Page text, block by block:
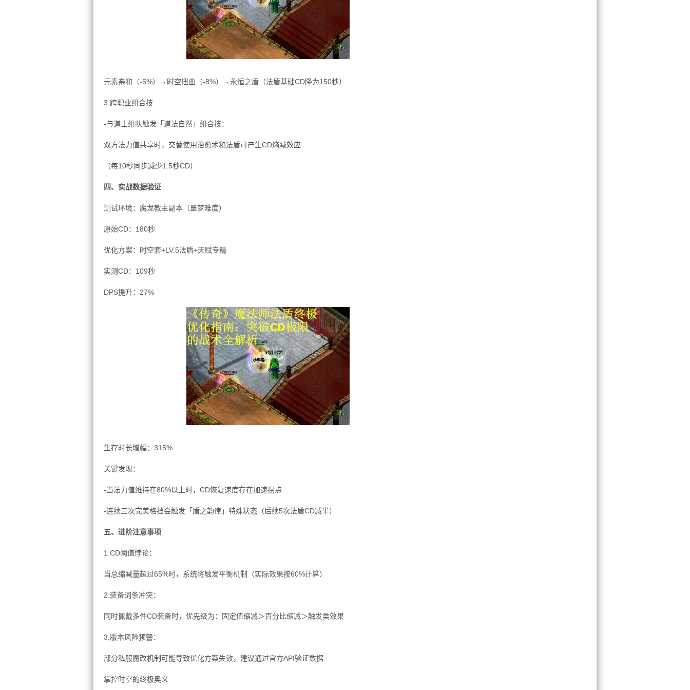
元素亲和（-5%）→时空扭曲（-8%）→永恒之盾（法盾基础CD降为150秒）
3.跨职业组合技
-与道士组队触发「道法自然」组合技：
双方法力值共享时，交替使用治愈术和法盾可产生CD熵减效应
（每10秒同步减少1.5秒CD）
四、实战数据验证
测试环境：魔龙教主副本（噩梦难度）
原始CD：180秒
优化方案：时空套+LV.5法盾+天赋专精
实测CD：109秒
DPS提升：27%
生存时长增幅：315%
关键发现：
-当法力值维持在80%以上时，CD恢复速度存在加速拐点
-连续三次完美格挡会触发「盾之韵律」特殊状态（后续5次法盾CD减半）
五、进阶注意事项
1.CD阈值悖论：
当总缩减量超过65%时，系统将触发平衡机制（实际效果按60%计算）
2.装备词条冲突：
同时佩戴多件CD装备时，优先级为：固定值缩减＞百分比缩减＞触发类效果
3.版本风险预警：
部分私服魔改机制可能导致优化方案失效，建议通过官方API验证数据
掌控时空的终极奥义